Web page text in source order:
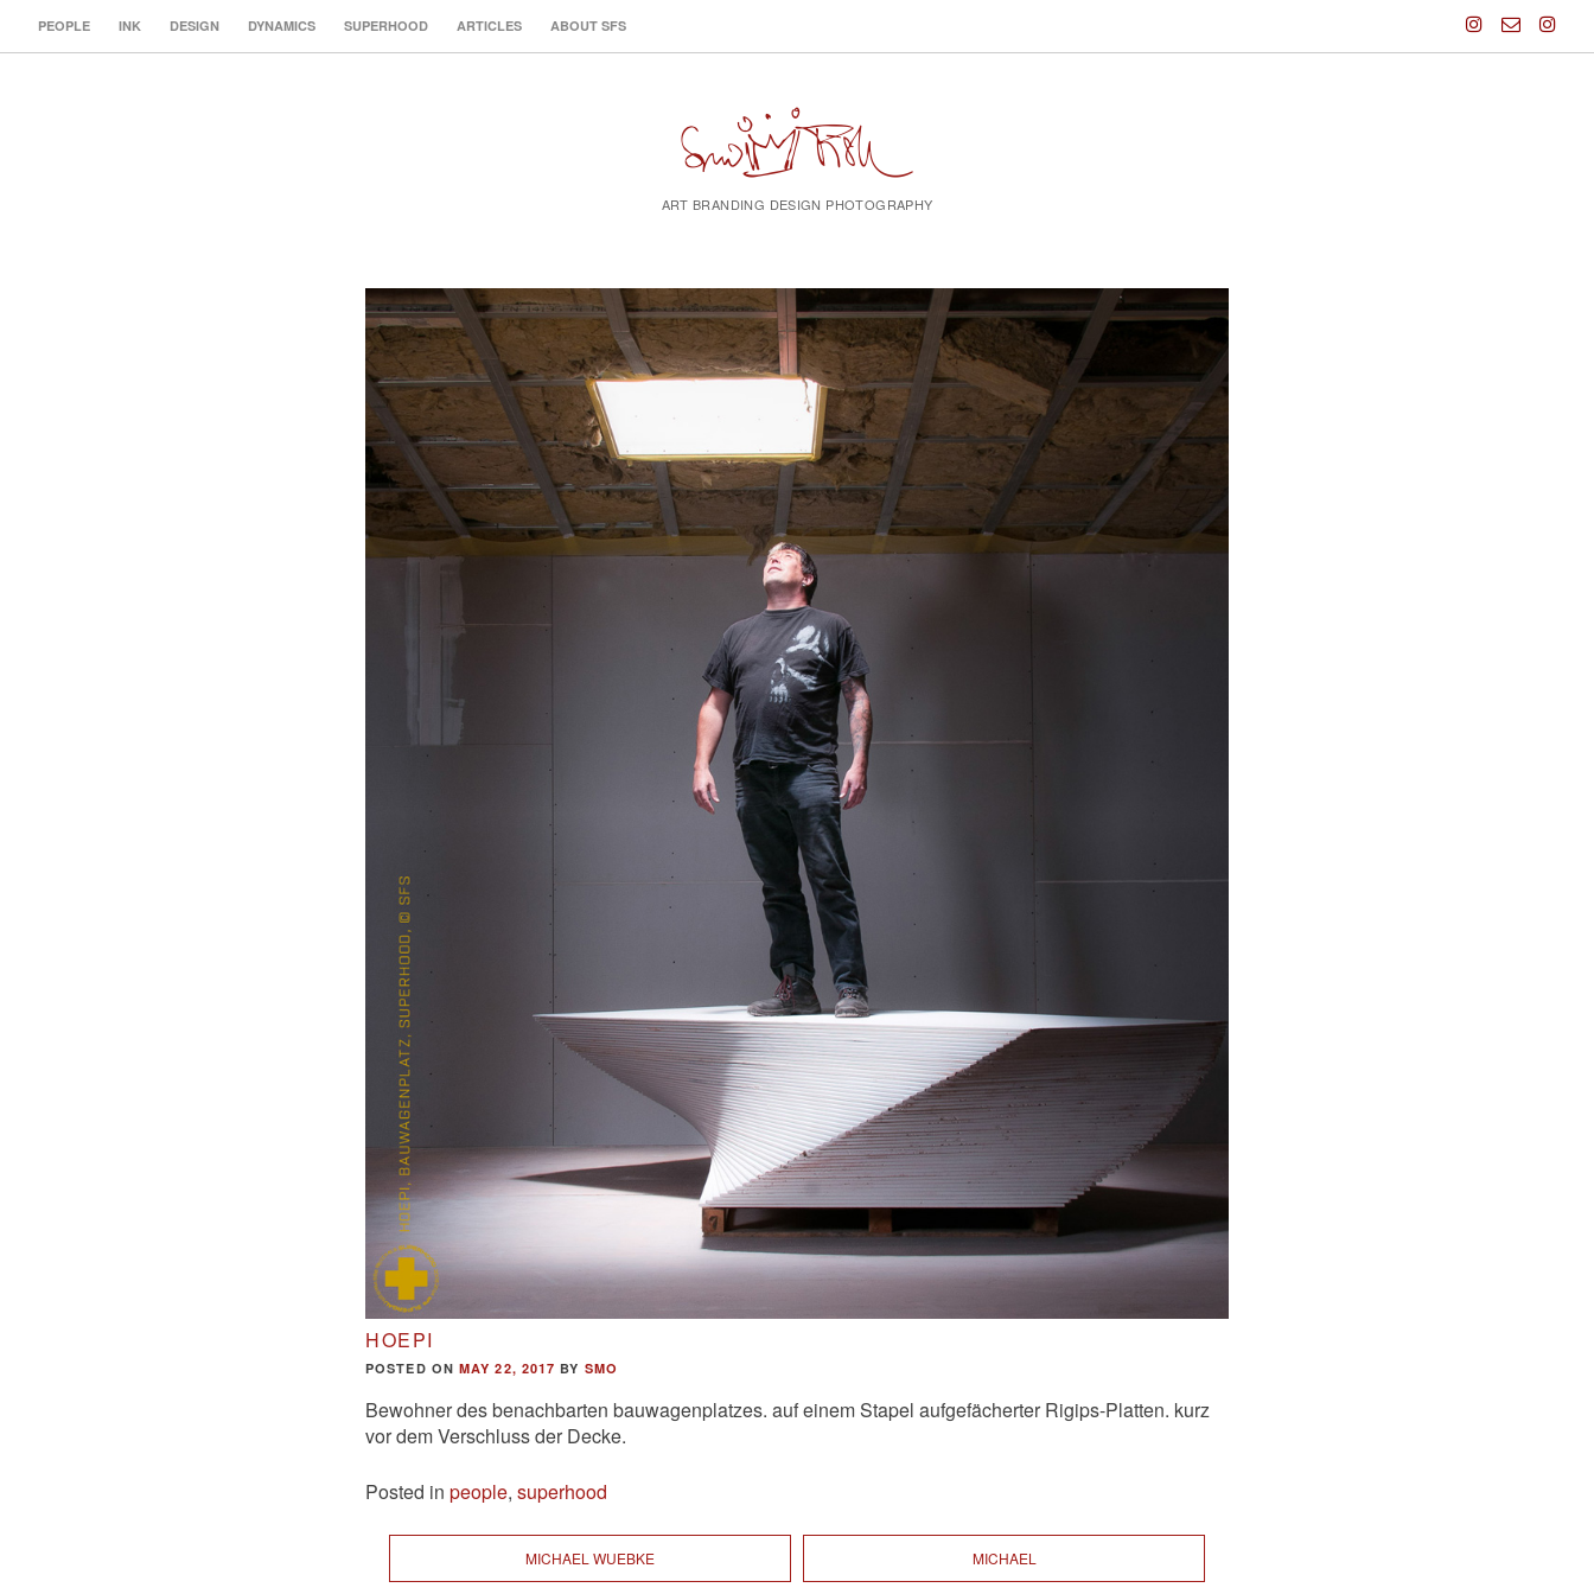
PEOPLE INK DESIGN DYNAMICS SUPERHOOD ARTICLES ABOUT SFS
ART BRANDING DESIGN PHOTOGRAPHY
HOEPI
POSTED ON MAY 22, 2017 BY SMO
Bewohner des benachbarten bauwagenplatzes. auf einem Stapel aufgefächerter Rigips-Platten. kurz
vor dem Verschluss der Decke.
Posted in people, superhood
MICHAEL WUEBKE MICHAEL